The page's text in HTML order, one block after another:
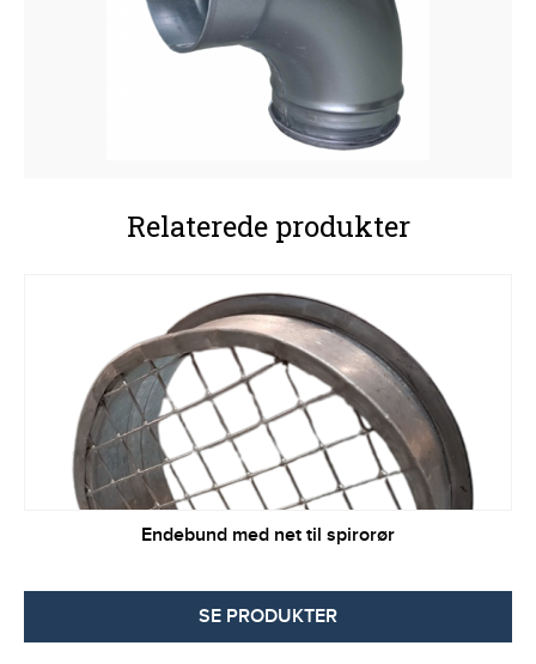
Relaterede produkter
Endebund med net til spirorør
SE PRODUKTER